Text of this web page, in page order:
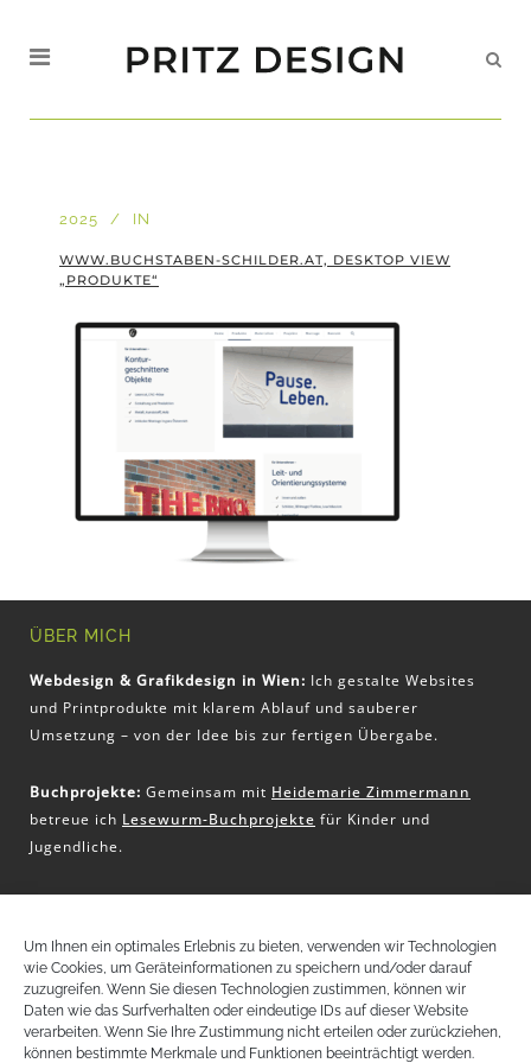
Um Ihnen ein optimales Erlebnis zu bieten, verwenden wir Technologien
wie Cookies, um Geräteinformationen zu speichern und/oder darauf
zuzugreifen. Wenn Sie diesen Technologien zustimmen, können wir
Daten wie das Surfverhalten oder eindeutige IDs auf dieser Website
verarbeiten. Wenn Sie Ihre Zustimmung nicht erteilen oder zurückziehen,
können bestimmte Merkmale und Funktionen beeinträchtigt werden.
2025 IN
WWW.BUCHSTABEN-SCHILDER.AT, DESKTOP VIEW
„PRODUKTE“
ÜBER MICH
Webdesign & Grafikdesign in Wien: Ich gestalte Websites
und Printprodukte mit klarem Ablauf und sauberer
Umsetzung – von der Idee bis zur fertigen Übergabe.
Buchprojekte: Gemeinsam mit Heidemarie Zimmermann
betreue ich Lesewurm-Buchprojekte für Kinder und
Jugendliche.
Christina Pritz
+43 (0) 650 51 32 797
christina@pritz-design.at